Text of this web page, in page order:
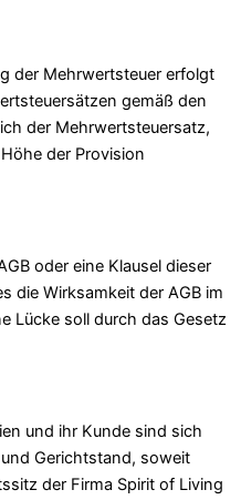
der Mehrwertsteuer erfolgt
gemäß den
der Mehrwertsteuersatz,
der Provision
oder eine Klausel dieser
die Wirksamkeit der AGB im
Lücke soll durch das Gesetz
und ihr Kunde sind sich
Gerichtstand, soweit
der Firma Spirit of Living